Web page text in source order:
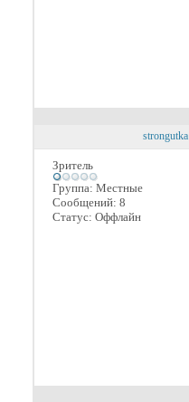
strongutka
Зритель
Группа: Местные
Сообщений: 8
Статус: Оффлайн